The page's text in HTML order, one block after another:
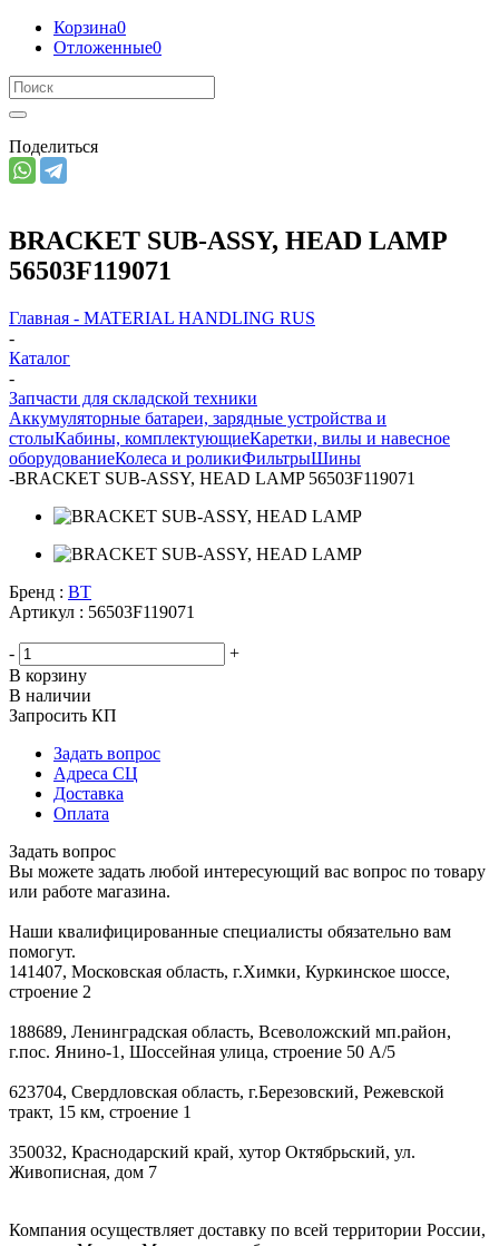
Корзина0
Отложенные0
Поделиться
BRACKET SUB-ASSY, HEAD LAMP
56503F119071
Главная - MATERIAL HANDLING RUS
-
Каталог
-
Запчасти для складской техники
Аккумуляторные батареи, зарядные устройства и
столыКабины, комплектующиеКаретки, вилы и навесное
оборудованиеКолеса и роликиФильтрыШины
-BRACKET SUB-ASSY, HEAD LAMP 56503F119071
Бренд : BT
Артикул : 56503F119071
-
+
В корзину
В наличии
Запросить КП
Задать вопрос
Адреса СЦ
Доставка
Оплата
Задать вопрос
Вы можете задать любой интересующий вас вопрос по товару
или работе магазина.
Наши квалифицированные специалисты обязательно вам
помогут.
141407, Московская область, г.Химки, Куркинское шоссе,
строение 2
188689, Ленинградская область, Всеволожский мп.район,
г.пос. Янино-1, Шоссейная улица, строение 50 А/5
623704, Свердловская область, г.Березовский, Режевской
тракт, 15 км, строение 1
350032, Краснодарский край, хутор Октябрьский, ул.
Живописная, дом 7
Компания осуществляет доставку по всей территории России,